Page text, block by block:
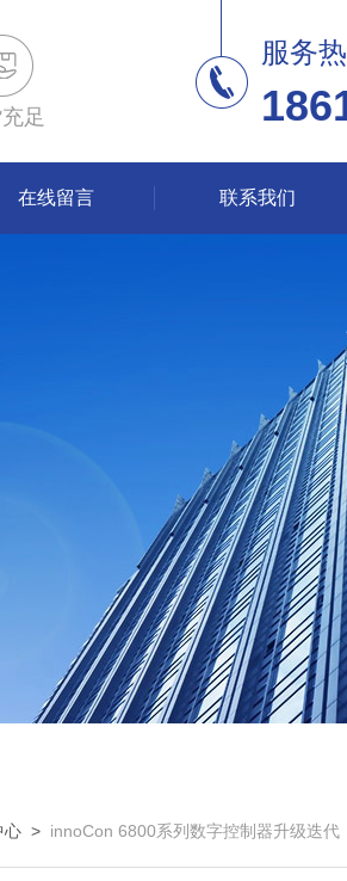
足
服务
在线留言 联系我们
心 > innoCon 6800系列数字控制器升级迭代